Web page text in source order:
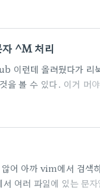
. 레퍼런스 페이지
집기입니다. 원본은
쓸 수 있습니다. )
^M 처리
이런데 올려뒀다가 리
볼 수 있다. 이거 머야
남아있어서 보이는 현
문자열을 바꾸고 싶
마지막 /g 는 문서 전
어 아까 vim에서 검색
러 파일에 있는 문자